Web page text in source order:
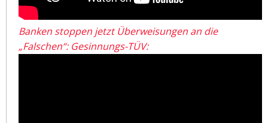
Banken stoppen jetzt Überweisungen an die
„Falschen“: Gesinnungs-TÜV: